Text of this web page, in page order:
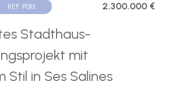
REF. P1313 2.300.000 €
Stadthaus-
mit
Stil in Ses Salines